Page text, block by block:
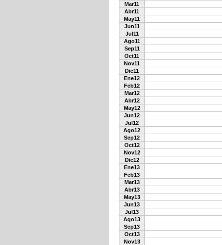
Mar11
Abr11
May11
Jun11
Jul11
Ago11
Sep11
Oct11
Nov11
Dic11
Ene12
Feb12
Mar12
Abr12
May12
Jun12
Jul12
Ago12
Sep12
Oct12
Nov12
Dic12
Ene13
Feb13
Mar13
Abr13
May13
Jun13
Jul13
Ago13
Sep13
Oct13
Nov13